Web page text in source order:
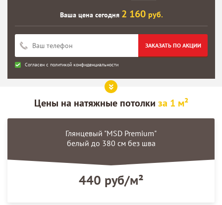
Ваша цена сегодня 2 160 руб.
ЗАКАЗАТЬ ПО АКЦИИ
Согласен с политикой конфиденциальности
Цены на натяжные потолки за 1 м²
Глянцевый "MSD Premium"
белый до 380 см без шва
440 руб/м²